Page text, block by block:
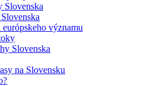
Slovenska
európskeho významu
Slovenska
na Slovensku